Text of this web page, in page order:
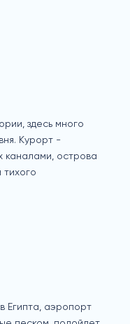
здесь много
Курорт -
каналами, острова
тихого
Египта, аэропорт